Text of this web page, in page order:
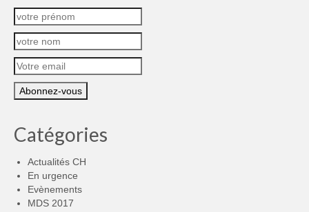
Catégories
Actualités CH
En urgence
Evènements
MDS 2017